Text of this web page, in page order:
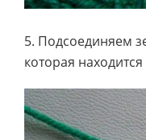
5. Подсоединяем
которая